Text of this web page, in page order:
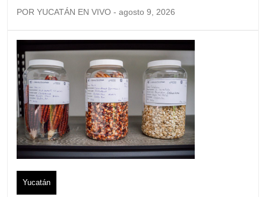
POR YUCATÁN EN VIVO - agosto 9, 2026
Yucatán